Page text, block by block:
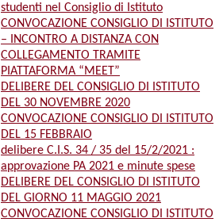
studenti nel Consiglio di Istituto
CONVOCAZIONE CONSIGLIO DI ISTITUTO
– INCONTRO A DISTANZA CON
COLLEGAMENTO TRAMITE
PIATTAFORMA “MEET”
DELIBERE DEL CONSIGLIO DI ISTITUTO
DEL 30 NOVEMBRE 2020
CONVOCAZIONE CONSIGLIO DI ISTITUTO
DEL 15 FEBBRAIO
delibere C.I.S. 34 / 35 del 15/2/2021 :
approvazione PA 2021 e minute spese
DELIBERE DEL CONSIGLIO DI ISTITUTO
DEL GIORNO 11 MAGGIO 2021
CONVOCAZIONE CONSIGLIO DI ISTITUTO